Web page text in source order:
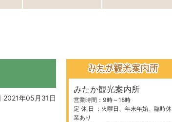
2021年05月31日
みたか観光案内所
営業時間：9時～18時
定 休 日 ：火曜日、年末年始、臨時休
業あり